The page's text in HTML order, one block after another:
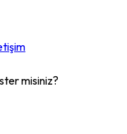
misiniz?